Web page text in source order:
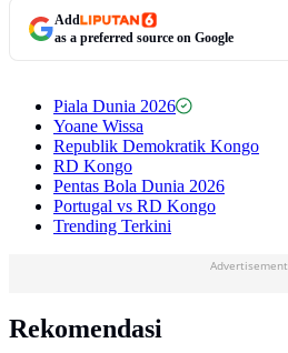
Add
as a preferred source on Google
Piala Dunia 2026
Yoane Wissa
Republik Demokratik Kongo
RD Kongo
Pentas Bola Dunia 2026
Portugal vs RD Kongo
Trending Terkini
Advertisement
Rekomendasi